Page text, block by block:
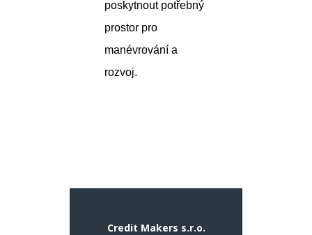
poskytnout potřebný
prostor pro
manévrování a
rozvoj.
Credit Makers s.r.o.